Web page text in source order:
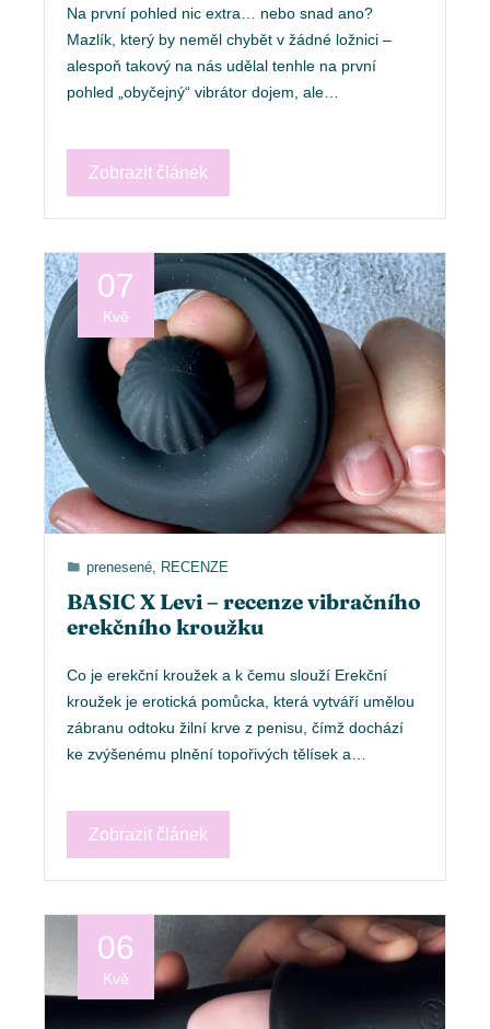
Na první pohled nic extra… nebo snad ano?
Mazlík, který by neměl chybět v žádné ložnici –
alespoň takový na nás udělal tenhle na první
pohled „obyčejný“ vibrátor dojem, ale…
Zobrazit článek
07
Kvě
prenesené, RECENZE
BASIC X Levi – recenze vibračního
erekčního kroužku
Co je erekční kroužek a k čemu slouží Erekční
kroužek je erotická pomůcka, která vytváří umělou
zábranu odtoku žilní krve z penisu, čímž dochází
ke zvýšenému plnění topořivých tělísek a…
Zobrazit článek
06
Kvě